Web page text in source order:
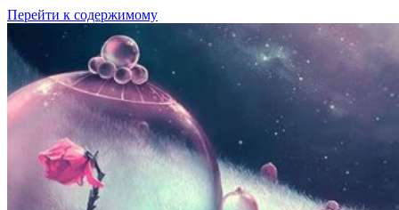
Перейти к содержимому